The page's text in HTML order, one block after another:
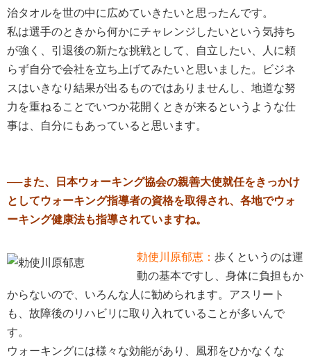
治タオルを世の中に広めていきたいと思ったんです。
私は選手のときから何かにチャレンジしたいという気持ち
が強く、引退後の新たな挑戦として、自立したい、人に頼
らず自分で会社を立ち上げてみたいと思いました。ビジネ
スはいきなり結果が出るものではありませんし、地道な努
力を重ねることでいつか花開くときが来るというような仕
事は、自分にもあっていると思います。
──また、日本ウォーキング協会の親善大使就任をきっかけ
としてウォーキング指導者の資格を取得され、各地でウォ
ーキング健康法も指導されていますね。
勅使川原郁恵：歩くというのは運
動の基本ですし、身体に負担もか
からないので、いろんな人に勧められます。アスリート
も、故障後のリハビリに取り入れていることが多いんで
す。
ウォーキングには様々な効能があり、風邪をひかなくな